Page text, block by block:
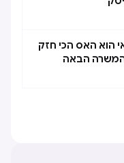
הוא האס הכי חזק
הבאה